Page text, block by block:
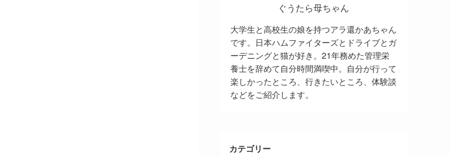
ぐうたら母ちゃん
大学生と高校生の娘を持つアラ還かあちゃん
です。日本ハムファイターズとドライブとガ
ーデニングと猫が好き。21年務めた管理栄
養士を辞めて自分時間満喫中。自分が行って
楽しかったところ、行きたいところ、体験談
などをご紹介します。
カテゴリー